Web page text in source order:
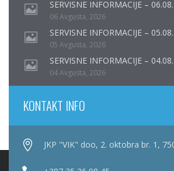
SERVISNE INFORMACIJE –
06 Avgusta, 2026
SERVISNE INFORMACIJE –
05 Avgusta, 2026
SERVISNE INFORMACIJE –
04 Avgusta, 2026
KONTAKT INFO
JKP "VIK" doo, 2. oktobra br. 1,